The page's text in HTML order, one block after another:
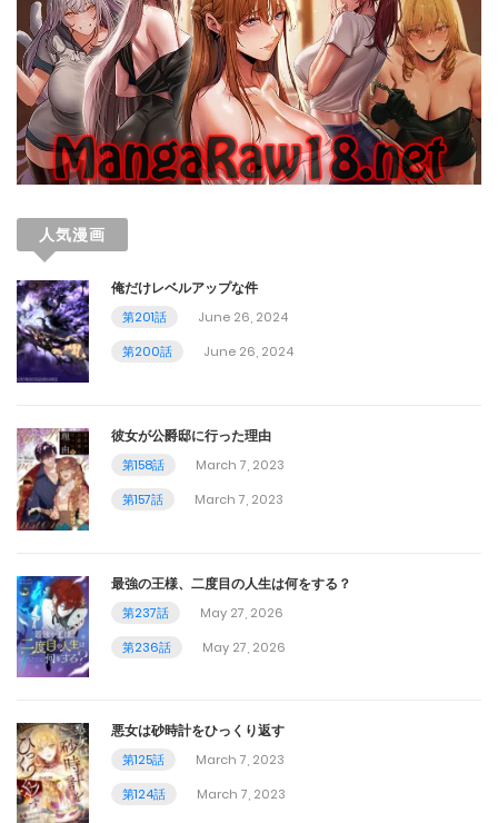
August 25, 2023
第21話
August 17, 2023
第20話
第19話
August 7, 2023
第18話
August 6, 2023
第17話
August 5, 2023
第16話
第15話
August 3, 2023
February 25, 2024
第14話
人気漫画
俺だけレベルアップな件
第201話
June 26, 2024
第200話
June 26, 2024
彼女が公爵邸に行った理由
第158話
March 7, 2023
第157話
March 7, 2023
最強の王様、二度目の人生は何をする？
第237話
May 27, 2026
第236話
May 27, 2026
悪女は砂時計をひっくり返す
第125話
March 7, 2023
第124話
March 7, 2023